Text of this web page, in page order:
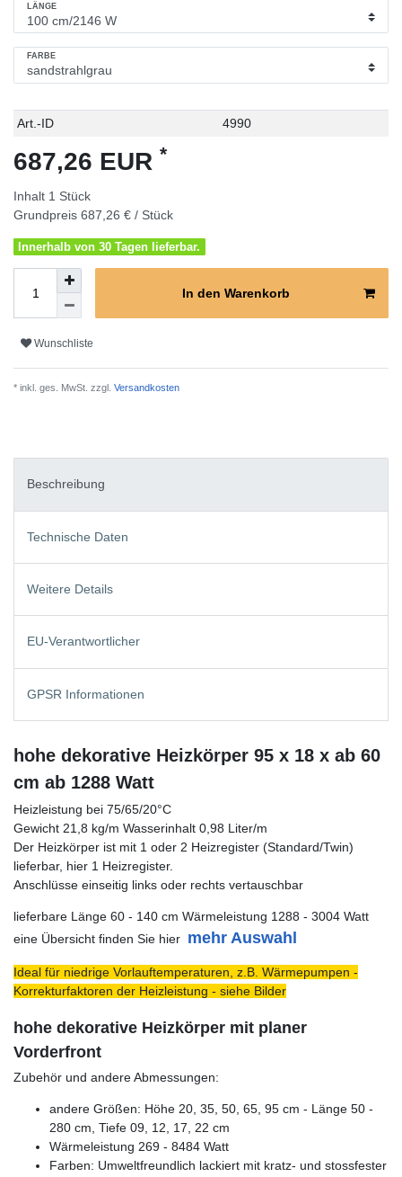
LÄNGE
FARBE
Technisches
Wert
Art.-ID 4990
687,26 EUR *
Inhalt 1 Stück
Grundpreis 687,26 € / Stück
Innerhalb von 30 Tagen lieferbar.
In den Warenkorb
Wunschliste
* inkl. ges. MwSt. zzgl. Versandkosten
Beschreibung
Technische Daten
Weitere Details
EU-Verantwortlicher
GPSR Informationen
hohe dekorative Heizkörper 95 x 18 x ab 60
cm ab 1288 Watt
Heizleistung bei 75/65/20°C
Gewicht 21,8 kg/m Wasserinhalt 0,98 Liter/m
Der Heizkörper ist mit 1 oder 2 Heizregister (Standard/Twin)
lieferbar, hier 1 Heizregister.
Anschlüsse einseitig links oder rechts vertauschbar
lieferbare Länge 60 - 140 cm Wärmeleistung 1288 - 3004 Watt
eine Übersicht finden Sie hier mehr Auswahl
Ideal für niedrige Vorlauftemperaturen, z.B. Wärmepumpen -
Korrekturfaktoren der Heizleistung - siehe Bilder
hohe dekorative Heizkörper mit planer
Vorderfront
Zubehör und andere Abmessungen:
andere Größen: Höhe 20, 35, 50, 65, 95 cm - Länge 50 -
280 cm, Tiefe 09, 12, 17, 22 cm
Wärmeleistung 269 - 8484 Watt
Farben: Umweltfreundlich lackiert mit kratz- und stossfester